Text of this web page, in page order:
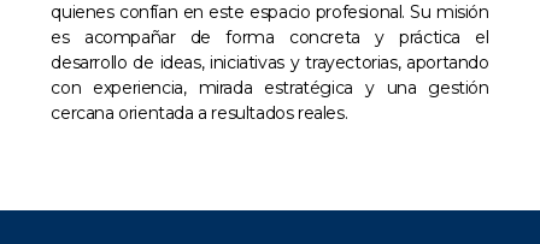
quienes confían en este espacio profesional. Su misión
es acompañar de forma concreta y práctica el
desarrollo de ideas, iniciativas y trayectorias, aportando
con experiencia, mirada estratégica y una gestión
cercana orientada a resultados reales.